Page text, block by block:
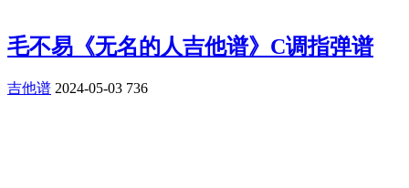
毛不易《无名的人吉他谱》C调指弹谱
吉他谱 2024-05-03 736